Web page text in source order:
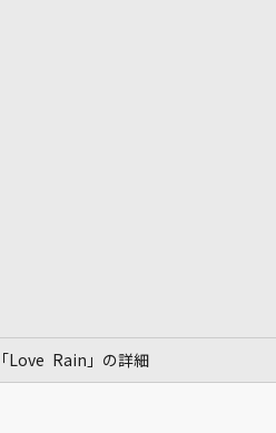
「Love Rain」の詳細